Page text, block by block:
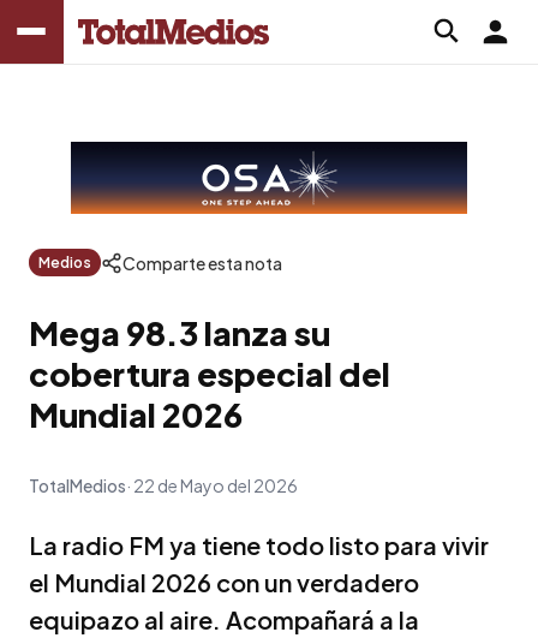
Medios Comparte esta nota
Mega 98.3 lanza su
cobertura especial del
Mundial 2026
TotalMedios 22 de Mayo del 2026
La radio FM ya tiene todo listo para vivir
el Mundial 2026 con un verdadero
equipazo al aire. Acompañará a la